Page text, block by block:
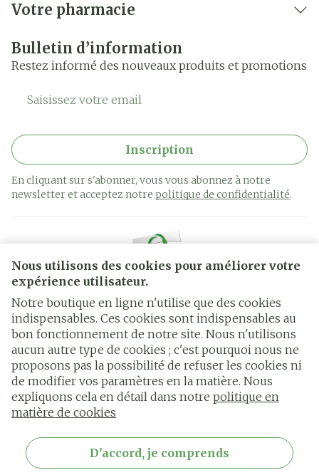
Nous utilisons des cookies pour améliorer votre
expérience utilisateur.
Notre boutique en ligne n'utilise que des cookies
indispensables. Ces cookies sont indispensables au
bon fonctionnement de notre site. Nous n'utilisons
aucun autre type de cookies ; c'est pourquoi nous ne
proposons pas la possibilité de refuser les cookies ni
de modifier vos paramètres en la matière. Nous
expliquons cela en détail dans notre politique en
matière de cookies
D'accord, je comprends
Votre pharmacie
Bulletin d’information
Restez informé des nouveaux produits et promotions
Adresse mail
Inscription
En cliquant sur s'abonner, vous vous abonnez à notre
newsletter et acceptez notre politique de confidentialité.
Liens légaux